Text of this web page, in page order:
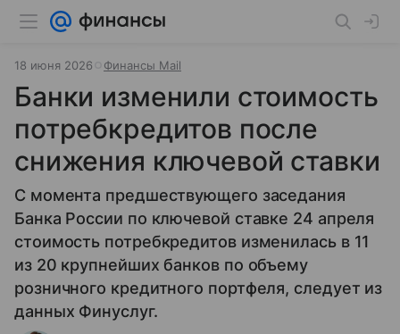
18 июня 2026 Финансы Mail
Банки изменили стоимость
потребкредитов после
снижения ключевой ставки
С момента предшествующего заседания
Банка России по ключевой ставке 24 апреля
стоимость потребкредитов изменилась в 11
из 20 крупнейших банков по объему
розничного кредитного портфеля, следует из
данных Финуслуг.